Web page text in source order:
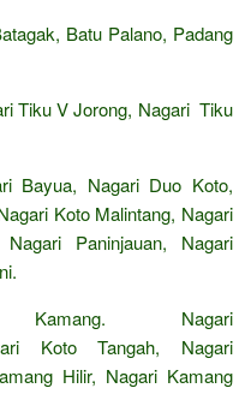
Batu Palano, Padang
Tiku V Jorong, Nagari Tiku
Bayua, Nagari Duo Koto,
Koto Malintang, Nagari
Paninjauan, Nagari
Kamang. Nagari
Koto Tangah, Nagari
Hilir, Nagari Kamang